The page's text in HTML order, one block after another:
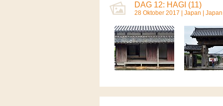
DAG 12: HAGI (11)
28 Oktober 2017 | Japan Japan